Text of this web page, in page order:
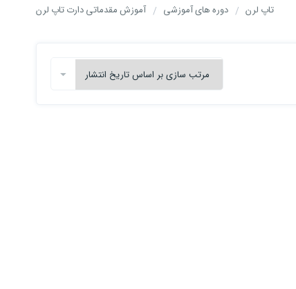
تاپ لرن دوره های آموزشی آموزش مقدماتی دارت تاپ لرن